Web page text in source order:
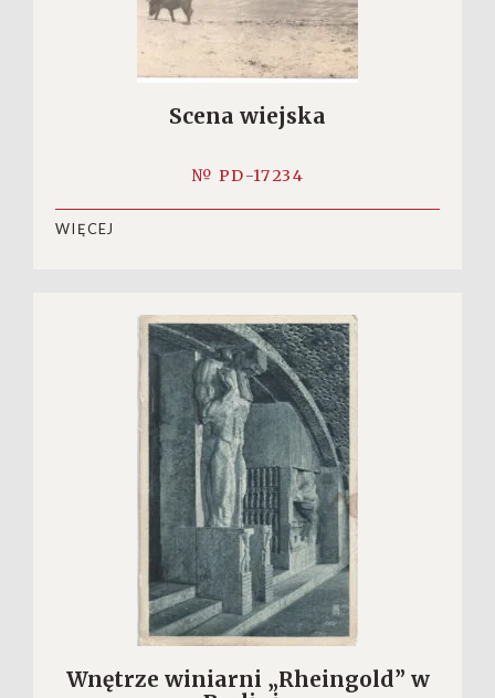
Scena wiejska
№ PD-17234
WIĘCEJ
Wnętrze winiarni „Rheingold” w